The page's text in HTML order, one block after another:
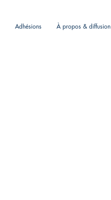
Adhésions À propos & diffusion